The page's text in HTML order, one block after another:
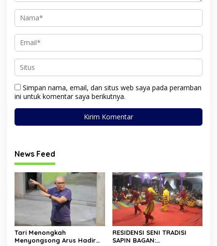
Simpan nama, email, dan situs web saya pada peramban
ini untuk komentar saya berikutnya.
News Feed
Tari Menongkah
Menyongsong Arus Hadir
RESIDENSI SENI TRADISI
SAPIN BAGAN: